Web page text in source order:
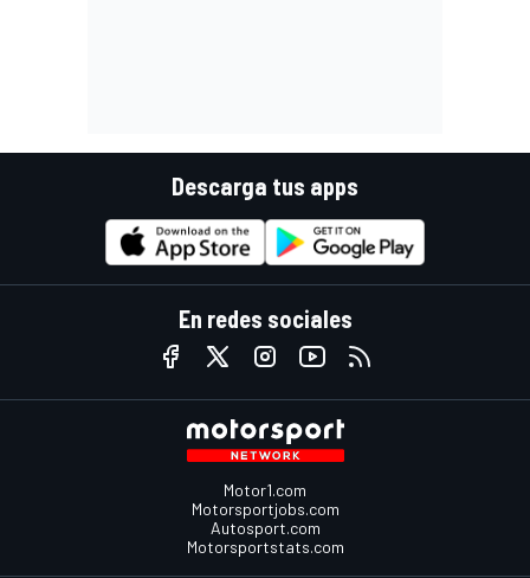
Descarga tus apps
En redes sociales
Motor1.com
Motorsportjobs.com
Autosport.com
Motorsportstats.com